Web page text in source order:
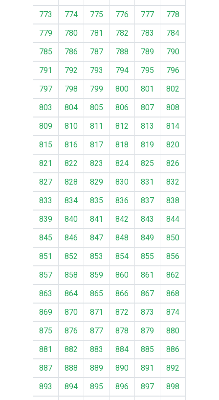
773
774 775 776 777
778
779
780 781 782 783
784
785
786 787 788 789
790
791
792 793 794 795
796
797
798 799 800 801
802
803
804 805 806 807
808
809
810 811 812 813
814
815
816 817 818 819
820
821
822 823 824 825
826
827
828 829 830 831
832
833
834 835 836 837
838
839
840 841 842 843
844
845
846 847 848 849
850
851
852 853 854 855
856
857
858 859 860 861
862
863
864 865 866 867
868
869
870 871 872 873
874
875
876 877 878 879
880
881
882 883 884 885
886
887
888 889 890 891
892
893
894 895 896 897
898